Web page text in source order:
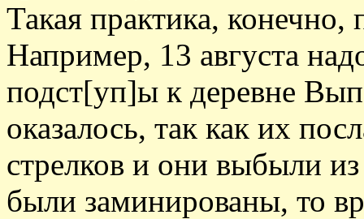
Такая практика,
Например, 13 августа
подст[уп]ы к деревне
оказалось, так как их
стрелков и они выбыли
были заминированы, то